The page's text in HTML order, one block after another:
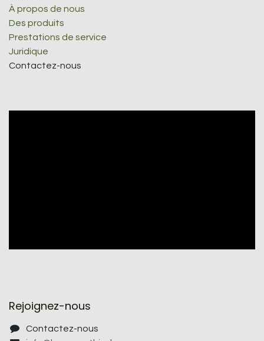
À propos de nous
Des produits
Prestations de service
Juridique
Contactez-nous
Rejoignez-nous
Contactez-nous